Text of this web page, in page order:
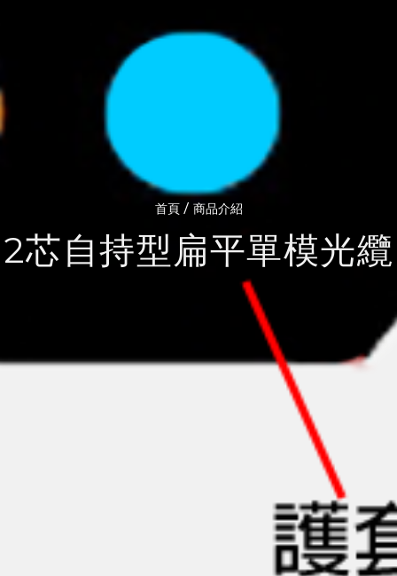
首頁/ 商品介紹
2芯自持型扁平單模光纜